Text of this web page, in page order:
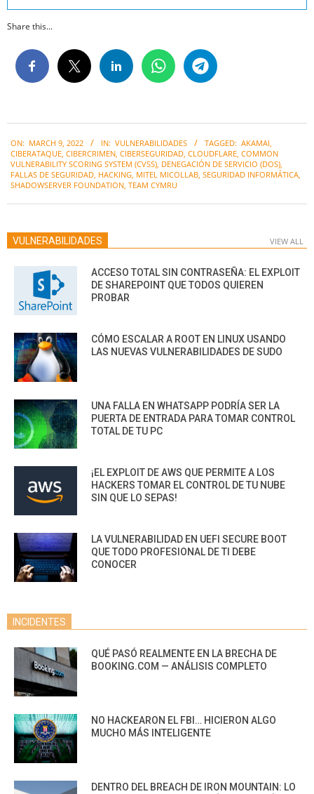
Share this...
03-
09
ON: MARCH 9, 2022 IN: VULNERABILIDADES TAGGED: AKAMAI
CIBERATAQUE CIBERCRIMEN CIBERSEGURIDAD CLOUDFLARE COMMON
VULNERABILITY SCORING SYSTEM (CVSS) DENEGACIÓN DE SERVICIO (DOS)
FALLAS DE SEGURIDAD HACKING MITEL MICOLLAB SEGURIDAD INFORMÁTICA
SHADOWSERVER FOUNDATION TEAM CYMRU
VULNERABILIDADES VIEW ALL
ACCESO TOTAL SIN CONTRASEÑA: EL EXPLOIT
DE SHAREPOINT QUE TODOS QUIEREN
PROBAR
CÓMO ESCALAR A ROOT EN LINUX USANDO
LAS NUEVAS VULNERABILIDADES DE SUDO
UNA FALLA EN WHATSAPP PODRÍA SER LA
PUERTA DE ENTRADA PARA TOMAR CONTROL
TOTAL DE TU PC
¡EL EXPLOIT DE AWS QUE PERMITE A LOS
HACKERS TOMAR EL CONTROL DE TU NUBE
SIN QUE LO SEPAS!
LA VULNERABILIDAD EN UEFI SECURE BOOT
QUE TODO PROFESIONAL DE TI DEBE
CONOCER
INCIDENTES
QUÉ PASÓ REALMENTE EN LA BRECHA DE
BOOKING.COM — ANÁLISIS COMPLETO
NO HACKEARON EL FBI… HICIERON ALGO
MUCHO MÁS INTELIGENTE
DENTRO DEL BREACH DE IRON MOUNTAIN: LO